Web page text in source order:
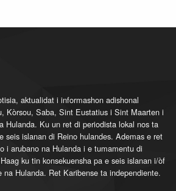
aktualidat i informashon adishonal
Kòrsou, Saba, Sint Eustatius i Sint Maarten i
Hulanda. Ku un ret di periodista lokal nos ta
seis islanan di Reino hulandes. Ademas e ret
i arubano na Hulanda i e tumamentu di
ku tin konsekuensha pa e seis islanan i/òf
na Hulanda. Ret Karibense ta independiente.